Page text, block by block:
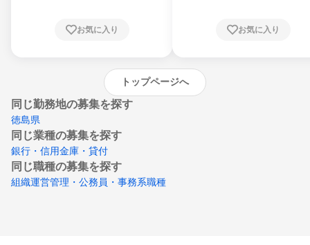
崎県、熊本県、大分県、宮崎県、鹿児島県、
お気に入り お気に入り
トップページへ
同じ勤務地の募集を探す
徳島県
同じ業種の募集を探す
銀行・信用金庫・貸付
同じ職種の募集を探す
組織運営管理・公務員・事務系職種